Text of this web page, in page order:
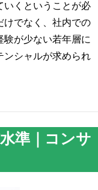
いくということが必
けでなく、社内での
が少ない若年層に
ンシャルが求められ
準｜コンサ